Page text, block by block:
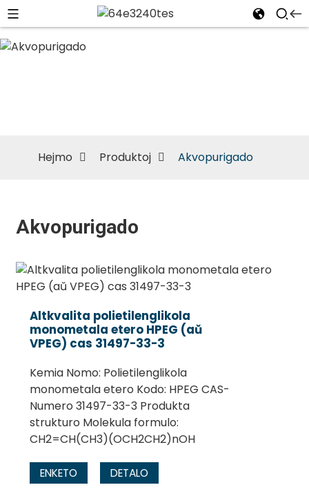
Hejmo Produktoj Akvopurigado
Akvopurigado
Altkvalita polietilenglikola
monometala etero HPEG (aŭ
VPEG) cas 31497-33-3
Kemia Nomo: Polietilenglikola
monometala etero Kodo: HPEG CAS-
Numero 31497-33-3 Produkta
strukturo Molekula formulo:
CH2=CH(CH3)(OCH2CH2)nOH
ENKETO DETALO